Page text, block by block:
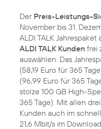
Der Preis-Leistungs-
November bis 31.
ALDI TALK
ALDI TALK Kunden frei
auswählen: Das
(58,19 Euro für 365
(96,99 Euro für 365
stolze 100 GB High-
365 Tage). Mit allen
Kunden auch im
21,6 Mbit/s im